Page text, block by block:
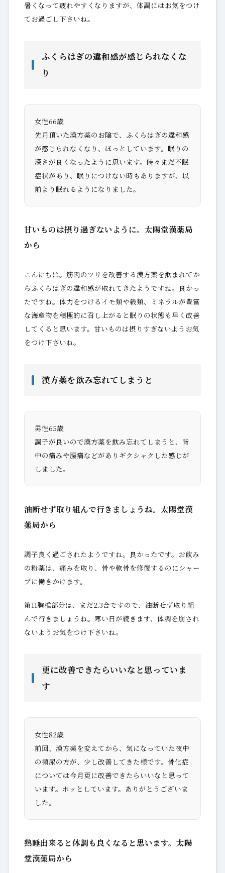
暑くなって疲れやすくなりますが、体調にはお気をつけ
てお過ごし下さいね。
ふくらはぎの違和感が感じられなくな
り
女性66歳
先月頂いた漢方薬のお陰で、ふくらはぎの違和感
が感じられなくなり、ほっとしています。眠りの
深さが良くなったように思います。時々まだ不眠
症状があり、眠りにつけない時もありますが、以
前より眠れるようになりました。
甘いものは摂り過ぎないように。太陽堂漢薬局
から
こんにちは。筋肉のツリを改善する漢方薬を飲まれてか
らふくらはぎの違和感が取れてきたようですね。良かっ
たですね。体力をつけるイモ類や穀類、ミネラルが豊富
な海産物を積極的に召し上がると眠りの状態も早く改善
してくると思います。甘いものは摂りすぎないようお気
をつけ下さいね。
漢方薬を飲み忘れてしまうと
男性65歳
調子が良いので漢方薬を飲み忘れてしまうと、背
中の痛みや腰痛などがありギクシャクした感じが
しました。
油断せず取り組んで行きましょうね。太陽堂漢
薬局から
調子良く過ごされたようですね。良かったです。お飲み
の粉薬は、痛みを取り、骨や軟骨を修復するのにシャー
プに働きかけます。
第11胸椎部分は、まだ2.3合ですので、油断せず取り組
んで行きましょうね。寒い日が続きます、体調を崩され
ないようお気をつけ下さいね。
更に改善できたらいいなと思っていま
す
女性82歳
前回、漢方薬を変えてから、気になっていた夜中
の頻尿の方が、少し改善してきた様です。骨化症
については今月更に改善できたらいいなと思って
います。ホッとしています。ありがとうございま
した。
熟睡出来ると体調も良くなると思います。太陽
堂漢薬局から